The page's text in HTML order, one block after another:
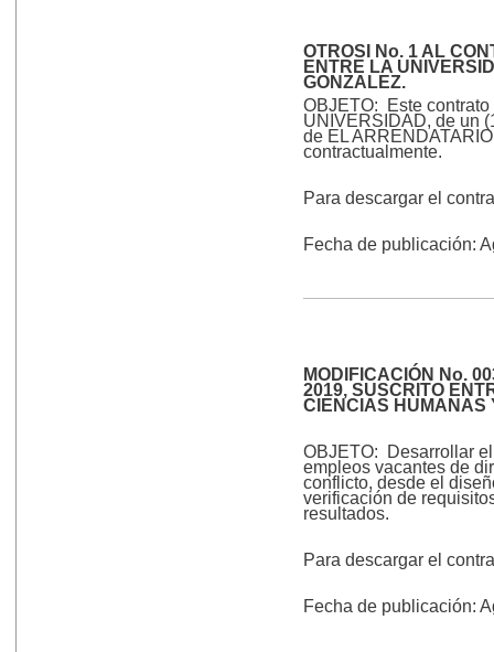
OTROSI No. 1 AL
ENTRE LA
GONZALEZ.
OBJETO: Este contrato
UNIVERSIDAD, de un
de EL
contractualmente.
Para descargar el
Fecha de publicación:
MODIFICACIÓN No.
2019, SUSCRITO
CIENCIAS HUMANAS
OBJETO: Desarrollar
empleos vacantes de
conflicto, desde el
verificación de
resultados.
Para descargar el
Fecha de publicación: